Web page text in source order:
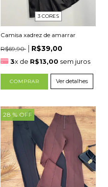
3 CORES
Camisa xadrez de amarrar
R$69,90
R$39,00
3x de R$13,00 sem juros
COMPRAR Ver detalhes
28 % OFF